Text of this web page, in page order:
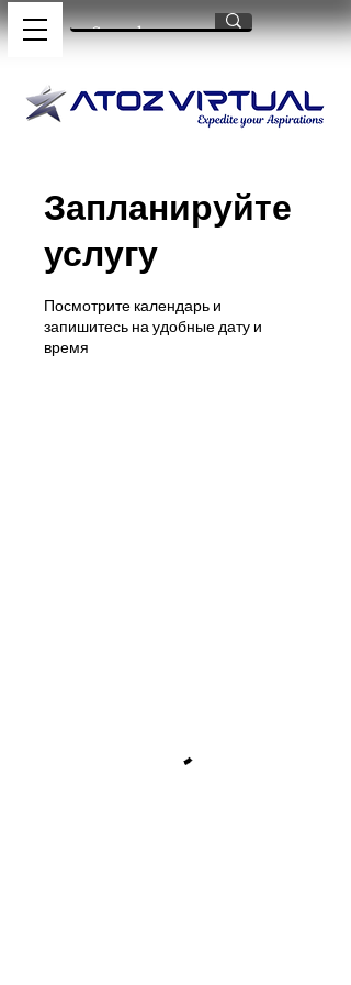
Запланируйте
услугу
Посмотрите календарь и
запишитесь на удобные дату и
время